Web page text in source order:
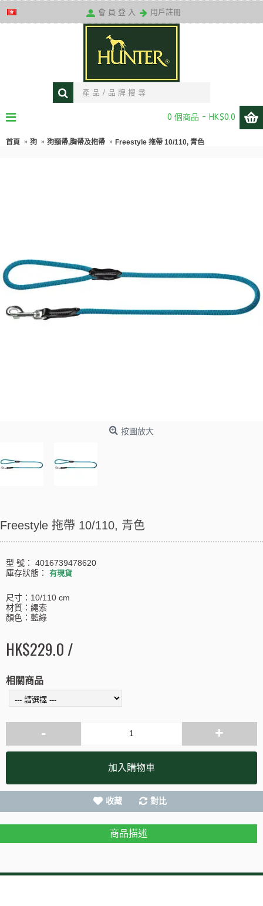
送貨條款
會 員 登 入 用戶註冊
0 個商品 - HK$0.0
首頁 狗 狗頸帶,胸帶及拖帶 Freestyle 拖帶 10/110, 青色
按圖放大
Freestyle 拖帶 10/110, 青色
型 號： 4016739478620
庫存狀態： 有現貨
尺寸：10/110 cm
材質：繩索
顏色：藍綠
HK$229.0 /
相關商品
- +
加入購物車
收藏 對比
商品描述